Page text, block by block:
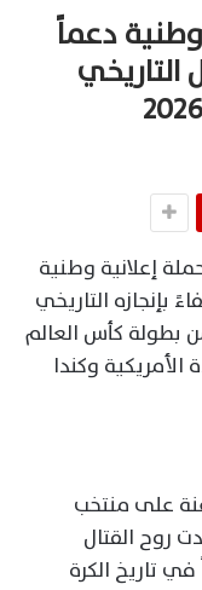
دعماً
التاريخي
إعلانية وطنية
بإنجازه التاريخي
المسبوق بالتأهل إلى دور الـ16 من بطولة كأس العالم
الأمريكية وكندا
على منتخب
روح القتال
تاريخ الكرة